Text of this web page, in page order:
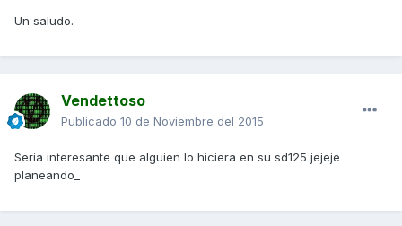
Un saludo.
Vendettoso
Publicado 10 de Noviembre del 2015
Seria interesante que alguien lo hiciera en su sd125 jejeje
planeando_